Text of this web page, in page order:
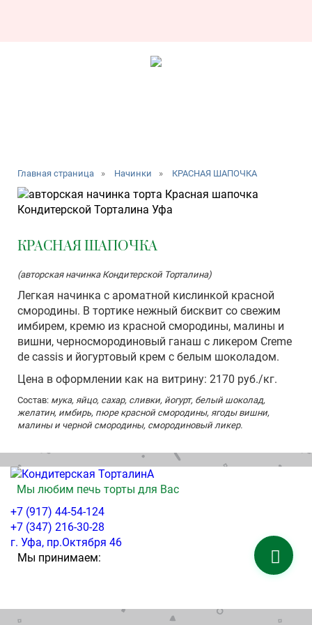
Главная страница » Начинки » КРАСНАЯ ШАПОЧКА
КРАСНАЯ ШАПОЧКА
(авторская начинка Кондитерской Торталина)
Легкая начинка с ароматной кислинкой красной
смородины. В тортике нежный бисквит со свежим
имбирем, кремю из красной смородины, малины и
вишни, черносмородиновый ганаш с ликером Creme
de cassis и йогуртовый крем с белым шоколадом.
Цена в оформлении как на витрину: 2170 руб./кг.
Состав: мука, яйцо, сахар, сливки, йогурт, белый шоколад,
желатин, имбирь, пюре красной смородины, ягоды вишни,
малины и черной смородины, смородиновый ликер.
Мы любим печь торты для Вас
+7 (917) 44-54-124
+7 (347) 216-30-28
г. Уфа, пр.Октября 46
Мы принимаем: